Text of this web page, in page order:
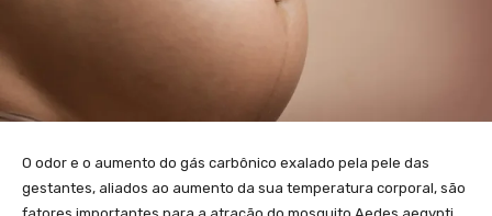
O odor e o aumento do gás carbônico exalado pela pele das
gestantes, aliados ao aumento da sua temperatura corporal, são